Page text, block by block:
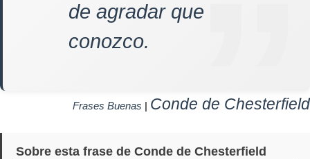
de agradar que
conozco.
Frases Buenas | Conde de Chesterfield
Sobre esta frase de Conde de Chesterfield